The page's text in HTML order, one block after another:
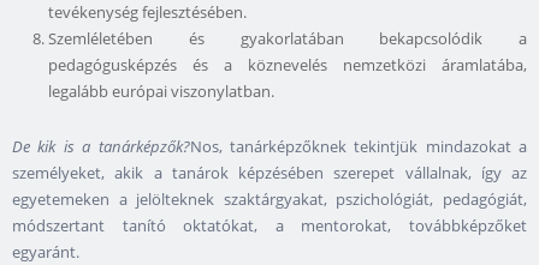
tevékenység fejlesztésében.
Szemléletében és gyakorlatában bekapcsolódik a
pedagógusképzés és a köznevelés nemzetközi áramlatába,
legalább európai viszonylatban.
De kik is a tanárképzők?Nos, tanárképzőknek tekintjük mindazokat a
személyeket, akik a tanárok képzésében szerepet vállalnak, így az
egyetemeken a jelölteknek szaktárgyakat, pszichológiát, pedagógiát,
módszertant tanító oktatókat, a mentorokat, továbbképzőket
egyaránt.